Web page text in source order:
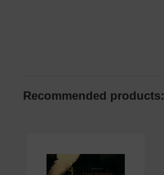
Recommended products: